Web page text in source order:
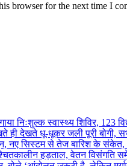
browser for the next time I
निःशुल्क स्वास्थ्य शिविर, 123
देखते धू-धूकर जली पूरी बोगी,
नए सिस्टम से तेज बारिश के संकेत,
हड़ताल, वेतन विसंगति